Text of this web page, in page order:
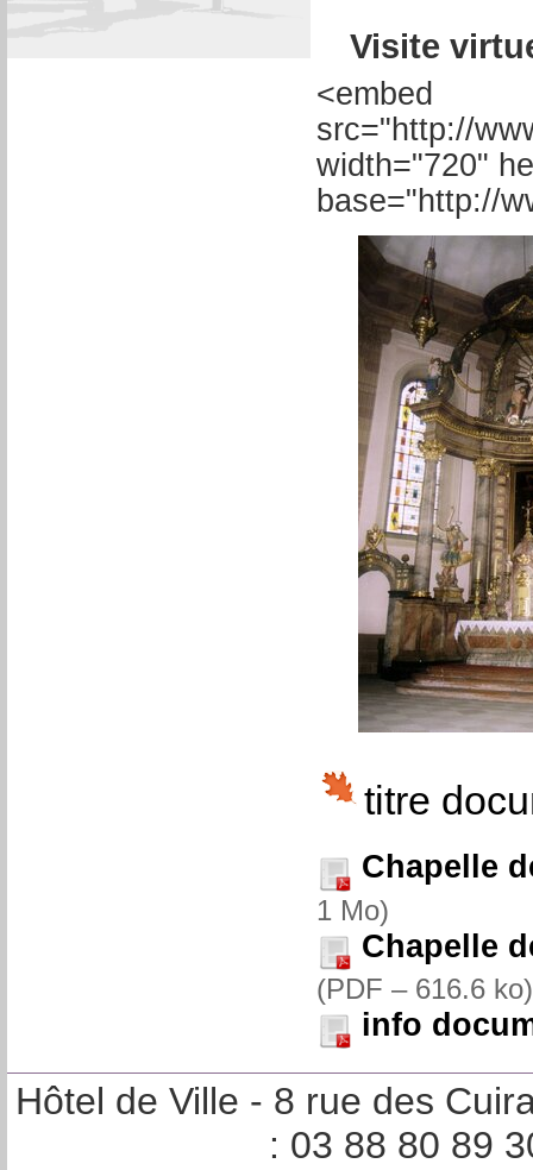
Visite
<embed
src="http://
width="720"
base="http://
titre
Chapelle
1 Mo)
Chapelle
(PDF – 616.6 ko)
info
Hôtel de Ville - 8 rue des
: 03 88 80 89